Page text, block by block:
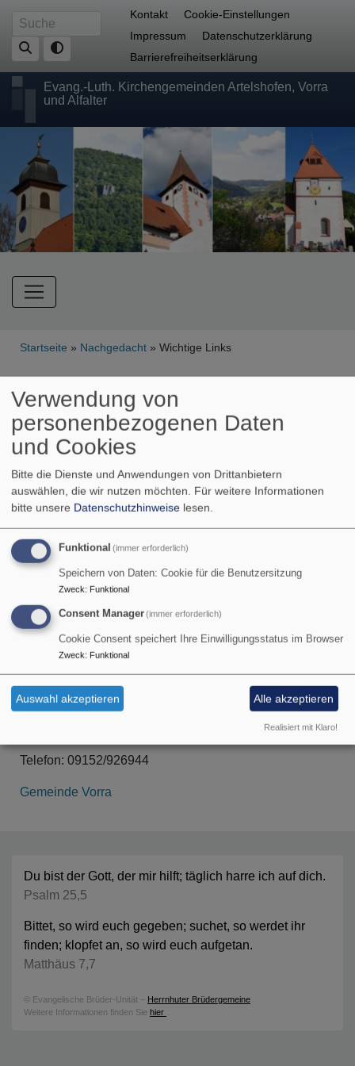
zum
Inhalt
Suche Fußbereichsmenü
Kontakt
Cookie-Einstellungen
Impressum
Datenschutzerklärung
Barrierefreiheitserklärung
Evang.-Luth. Kirchengemeinden Artelshofen, Vorra
und Alfalter
Hauptnavigation
Breadcrumb
Startseite Nachgedacht Wichtige Links
Wichtige Links
Evangelisch-Lutherische Kirche in Deutschland
Evangelisch-Lutherische Kirche in Bayern
Hier bei der bayerischen Landeskirche finden Sie u.a.
viele Informationen zu Grundlagen, Inhalten und
Abläufen wichtiger kirchlicher Veranstaltungen und
Feiern, wie z.B. Taufen, Hochzeiten usw,
Dekanat Hersbruck
Diakonisches Werk
Bahnhofstr. 7
Telefon: 09152/926944
Gemeinde Vorra
Du bist der Gott, der mir hilft; täglich harre ich auf dich.
Psalm 25,5
Bittet, so wird euch gegeben; suchet, so werdet ihr
finden; klopfet an, so wird euch aufgetan.
Matthäus 7,7
© Evangelische Brüder-Unität – Herrnhuter Brüdergemeine
Weitere Informationen finden Sie hier
Verwendung von
personenbezogenen Daten
und Cookies
Bitte die Dienste und Anwendungen von Drittanbietern
auswählen, die wir nutzen möchten. Für weitere Informationen
bitte unsere Datenschutzhinweise lesen.
Funktional (immer erforderlich)
Speichern von Daten: Cookie für die Benutzersitzung
Zweck: Funktional
Consent Manager(immer erforderlich)
Cookie Consent speichert Ihre Einwilligungsstatus im Browser
Zweck: Funktional
Auswahl akzeptieren Alle akzeptieren
Realisiert mit Klaro!